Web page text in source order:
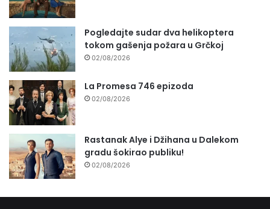
Pogledajte sudar dva helikoptera
tokom gašenja požara u Grčkoj
02/08/2026
La Promesa 746 epizoda
02/08/2026
Rastanak Alye i Džihana u Dalekom
gradu šokirao publiku!
02/08/2026